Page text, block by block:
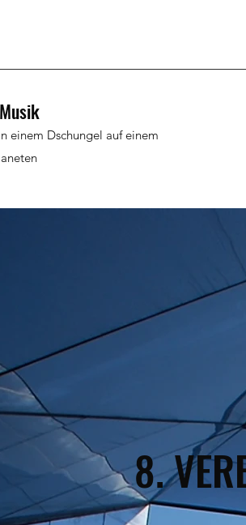
einem Dschungel auf einem
8.